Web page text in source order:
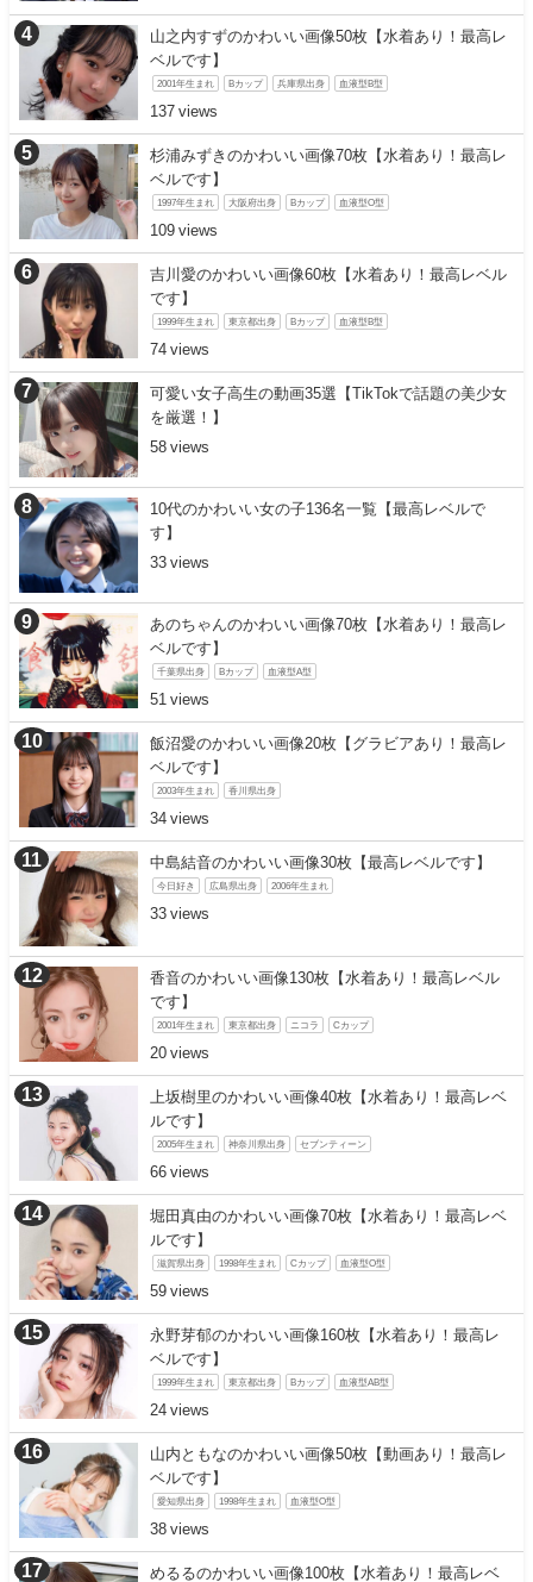
山之内すずのかわいい画像50枚【水着あり！最高レ
ベルです】
2001年生まれ Bカップ 兵庫県出身 血液型B型
137
杉浦みずきのかわいい画像70枚【水着あり！最高レ
ベルです】
1997年生まれ 大阪府出身 Bカップ 血液型O型
109
吉川愛のかわいい画像60枚【水着あり！最高レベル
です】
1999年生まれ 東京都出身 Bカップ 血液型B型
74
可愛い女子高生の動画35選【TikTokで話題の美少女
を厳選！】
58
10代のかわいい女の子136名一覧【最高レベルで
す】
33
あのちゃんのかわいい画像70枚【水着あり！最高レ
ベルです】
千葉県出身 Bカップ 血液型A型
51
飯沼愛のかわいい画像20枚【グラビアあり！最高レ
ベルです】
2003年生まれ 香川県出身
34
中島結音のかわいい画像30枚【最高レベルです】
今日好き 広島県出身 2006年生まれ
33
香音のかわいい画像130枚【水着あり！最高レベル
です】
2001年生まれ 東京都出身 ニコラ Cカップ
20
上坂樹里のかわいい画像40枚【水着あり！最高レベ
ルです】
2005年生まれ 神奈川県出身 セブンティーン
66
堀田真由のかわいい画像70枚【水着あり！最高レベ
ルです】
滋賀県出身 1998年生まれ Cカップ 血液型O型
59
永野芽郁のかわいい画像160枚【水着あり！最高レ
ベルです】
1999年生まれ 東京都出身 Bカップ 血液型AB型
24
山内ともなのかわいい画像50枚【動画あり！最高レ
ベルです】
愛知県出身 1998年生まれ 血液型O型
38
めるるのかわいい画像100枚【水着あり！最高レベ